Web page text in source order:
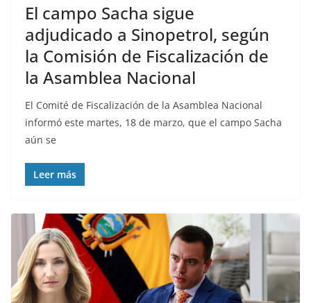
El campo Sacha sigue
adjudicado a Sinopetrol, según
la Comisión de Fiscalización de
la Asamblea Nacional
El Comité de Fiscalización de la Asamblea Nacional
informó este martes, 18 de marzo, que el campo Sacha
aún se
Leer más